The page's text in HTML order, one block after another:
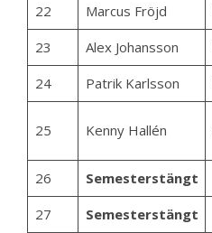
22
Marcus Fröjd
23
Alex Johansson
24
Patrik Karlsson
25 Kenny Hallén
26
Semesterstängt
27
Semesterstängt